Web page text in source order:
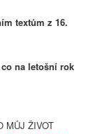
textům z 16.
na letošní rok
MŮJ ŽIVOT